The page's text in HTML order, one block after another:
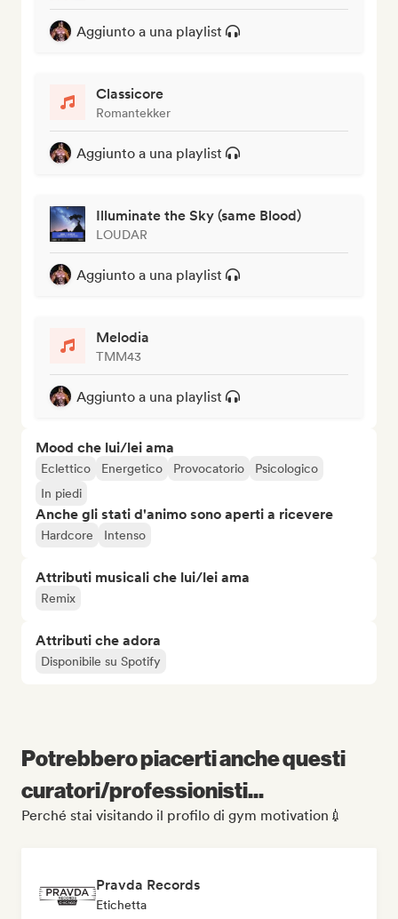
Aggiunto a una playlist
Classicore
Romantekker
Aggiunto a una playlist
Illuminate the Sky (same Blood)
LOUDAR
Aggiunto a una playlist
Melodia
TMM43
Aggiunto a una playlist
Mood che lui/lei ama
Eclettico Energetico Provocatorio
Psicologico
In piedi
Anche gli stati d'animo sono aperti a ricevere
Hardcore Intenso
Attributi musicali che lui/lei ama
Remix
Attributi che adora
Disponibile su Spotify
Potrebbero piacerti anche questi
curatori/professionisti...
Perché stai visitando il profilo di gym motivation💉
Pravda Records
Etichetta